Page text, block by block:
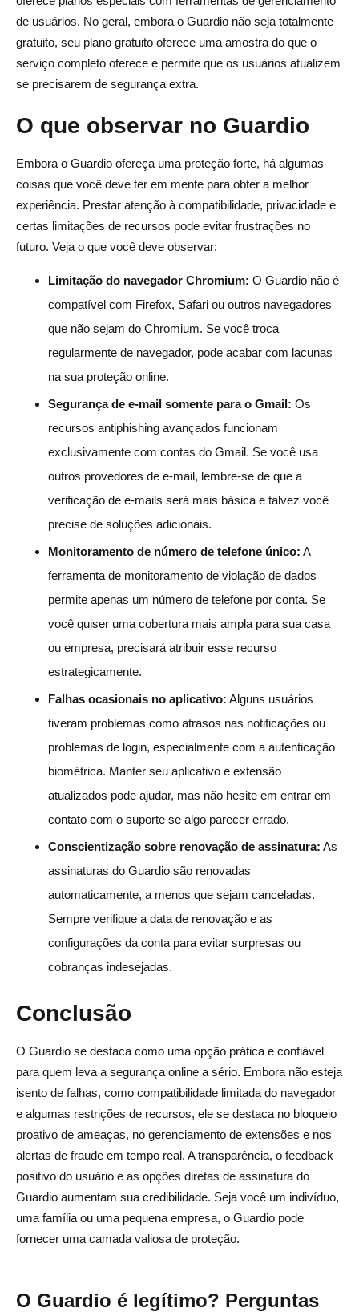
de usuários. No geral, embora o Guardio não seja totalmente
gratuito, seu plano gratuito oferece uma amostra do que o
serviço completo oferece e permite que os usuários atualizem
se precisarem de segurança extra.
O que observar no Guardio
Embora o Guardio ofereça uma proteção forte, há algumas
coisas que você deve ter em mente para obter a melhor
experiência. Prestar atenção à compatibilidade, privacidade e
certas limitações de recursos pode evitar frustrações no
futuro. Veja o que você deve observar:
Limitação do navegador Chromium: O Guardio não é
compatível com Firefox, Safari ou outros navegadores
que não sejam do Chromium. Se você troca
regularmente de navegador, pode acabar com lacunas
na sua proteção online.
Segurança de e-mail somente para o Gmail: Os
recursos antiphishing avançados funcionam
exclusivamente com contas do Gmail. Se você usa
outros provedores de e-mail, lembre-se de que a
verificação de e-mails será mais básica e talvez você
precise de soluções adicionais.
Monitoramento de número de telefone único: A
ferramenta de monitoramento de violação de dados
permite apenas um número de telefone por conta. Se
você quiser uma cobertura mais ampla para sua casa
ou empresa, precisará atribuir esse recurso
estrategicamente.
Falhas ocasionais no aplicativo: Alguns usuários
tiveram problemas como atrasos nas notificações ou
problemas de login, especialmente com a autenticação
biométrica. Manter seu aplicativo e extensão
atualizados pode ajudar, mas não hesite em entrar em
contato com o suporte se algo parecer errado.
Conscientização sobre renovação de assinatura: As
assinaturas do Guardio são renovadas
automaticamente, a menos que sejam canceladas.
Sempre verifique a data de renovação e as
configurações da conta para evitar surpresas ou
cobranças indesejadas.
Conclusão
O Guardio se destaca como uma opção prática e confiável
para quem leva a segurança online a sério. Embora não esteja
isento de falhas, como compatibilidade limitada do navegador
e algumas restrições de recursos, ele se destaca no bloqueio
proativo de ameaças, no gerenciamento de extensões e nos
alertas de fraude em tempo real. A transparência, o feedback
positivo do usuário e as opções diretas de assinatura do
Guardio aumentam sua credibilidade. Seja você um indivíduo,
uma família ou uma pequena empresa, o Guardio pode
fornecer uma camada valiosa de proteção.
O Guardio é legítimo? Perguntas